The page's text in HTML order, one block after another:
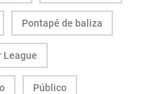
Pontapé de baliza
League
Público